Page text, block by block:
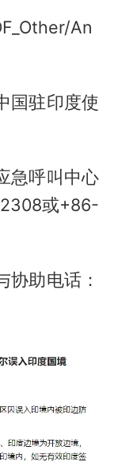
An
国驻印度使
急呼叫中心
或+86-
协助电话：